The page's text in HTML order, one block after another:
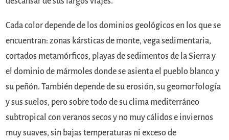
Cada color depende de los dominios geológicos en los que se
encuentran: zonas kársticas de monte, vega sedimentaria,
cortados metamórficos, playas de sedimentos de la Sierra y
el dominio de mármoles donde se asienta el pueblo blanco y
su peñón. También depende de su erosión, su geomorfología
y sus suelos, pero sobre todo de su clima mediterráneo
subtropical con veranos secos y no muy cálidos e inviernos
muy suaves, sin bajas temperaturas ni exceso de